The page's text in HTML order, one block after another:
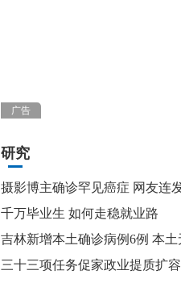
广告
研究
千万毕业生 如何走稳就业路
三十三项任务促家政业提质扩容